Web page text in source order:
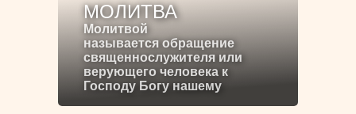
МОЛИТВА
Молитвой
называется обращение
священнослужителя или
верующего человека к
Господу Богу нашему